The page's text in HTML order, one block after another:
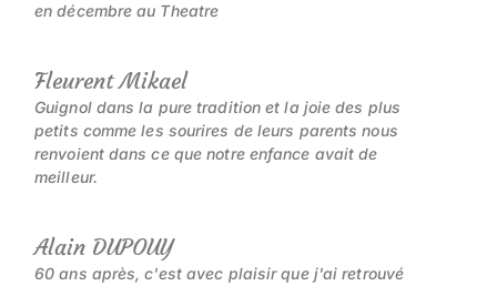
en décembre au Theatre
Fleurent Mikael
Guignol dans la pure tradition et la joie des plus
petits comme les sourires de leurs parents nous
renvoient dans ce que notre enfance avait de
meilleur.
Alain DUPOUY
60 ans après, c'est avec plaisir que j'ai retrouvé